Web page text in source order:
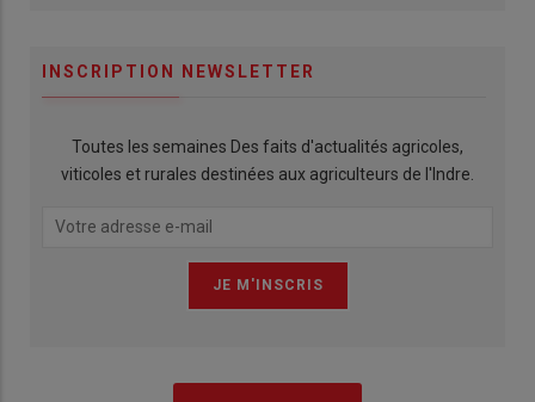
INSCRIPTION NEWSLETTER
Toutes les semaines Des faits d'actualités agricoles,
viticoles et rurales destinées aux agriculteurs de l'Indre.